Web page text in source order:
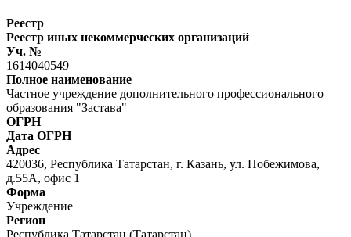
Реестр
Реестр иных некоммерческих организаций
Уч. №
1614040549
Полное наименование
Частное учреждение дополнительного профессионального
образования "Застава"
ОГРН
Дата ОГРН
Адрес
420036, Республика Татарстан, г. Казань, ул. Побежимова,
д.55А, офис 1
Форма
Учреждение
Регион
Республика Татарстан (Татарстан)